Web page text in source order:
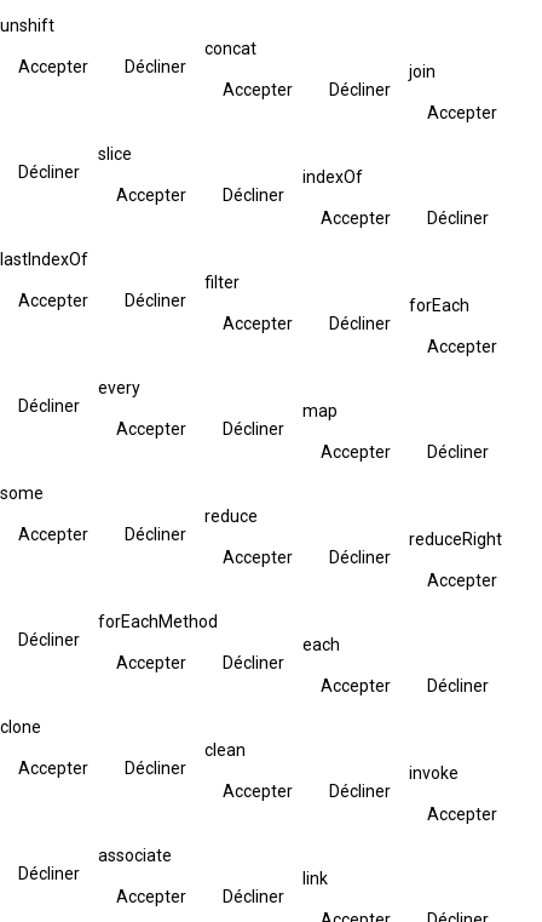
unshift
Accepter Décliner
concat
Accepter Décliner
join
Accepter
Décliner
slice
Accepter Décliner
indexOf
Accepter Décliner
lastIndexOf
Accepter Décliner
filter
Accepter Décliner
forEach
Accepter
Décliner
every
Accepter Décliner
map
Accepter Décliner
some
Accepter Décliner
reduce
Accepter Décliner
reduceRight
Accepter
Décliner
forEachMethod
Accepter Décliner
each
Accepter Décliner
clone
Accepter Décliner
clean
Accepter Décliner
invoke
Accepter
Décliner
associate
Accepter Décliner
link